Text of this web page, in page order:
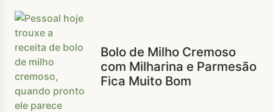
Bolo de Milho Cremoso
com Milharina e Parmesão
Fica Muito Bom